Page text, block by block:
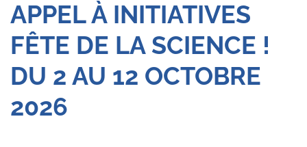
APPEL À INITIATIVES
FÊTE DE LA SCIENCE !
DU 2 AU 12 OCTOBRE
2026